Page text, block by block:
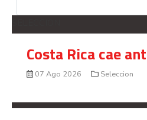
Costa Rica cae
07 Ago 2026 Seleccion